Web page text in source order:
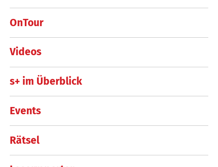
OnTour
Videos
s+ im Überblick
Events
Rätsel